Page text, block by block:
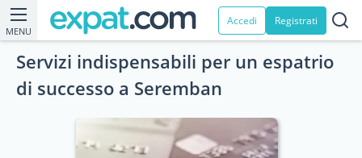
MENU
Accedi Registrati
Servizi indispensabili per un espatrio
di successo a Seremban